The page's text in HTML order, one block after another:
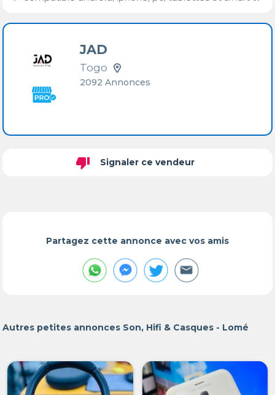
JAD
Togo
2092 Annonces
thumb_down Signaler ce vendeur
Partagez cette annonce avec vos amis
Autres petites annonces Son, Hifi & Casques - Lomé